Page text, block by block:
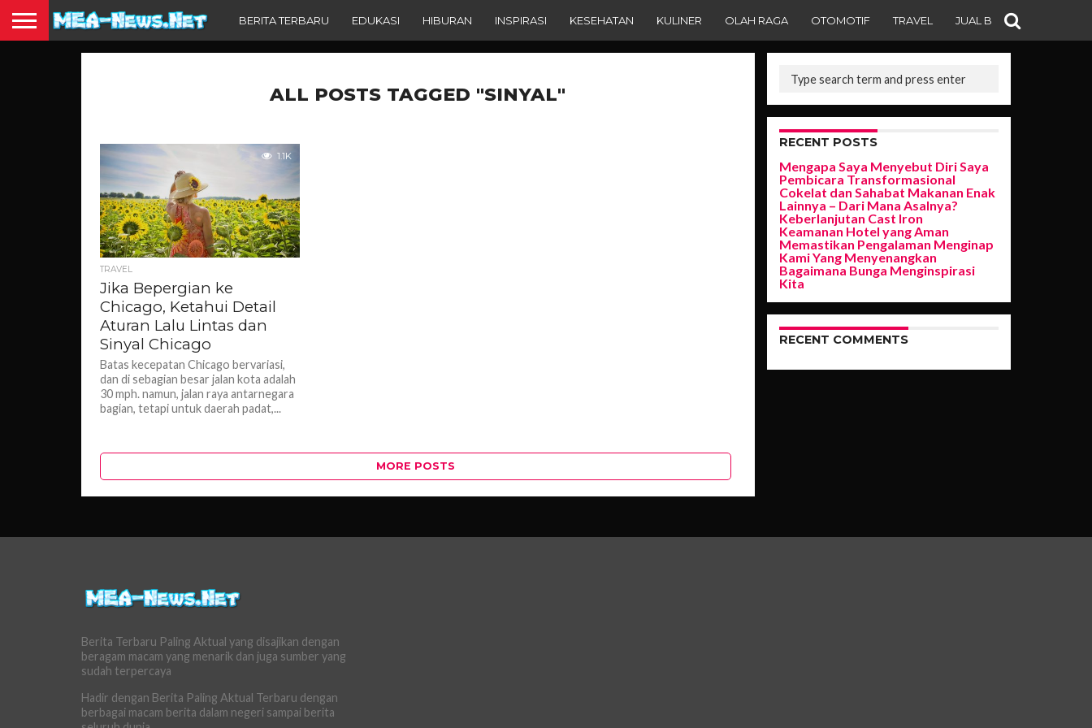
BERITA TERBARU EDUKASI HIBURAN INSPIRASI KESEHATAN KULINER OLAH RAGA OTOMOTIF TRAVEL JUAL BELI
ALL POSTS TAGGED "SINYAL"
1.1K
TRAVEL
Jika Bepergian ke
Chicago, Ketahui Detail
Aturan Lalu Lintas dan
Sinyal Chicago
Batas kecepatan Chicago bervariasi,
dan di sebagian besar jalan kota adalah
30 mph. namun, jalan raya antarnegara
bagian, tetapi untuk daerah padat,...
MORE POSTS
RECENT POSTS
Mengapa Saya Menyebut Diri Saya
Pembicara Transformasional
Cokelat dan Sahabat Makanan Enak
Lainnya – Dari Mana Asalnya?
Keberlanjutan Cast Iron
Keamanan Hotel yang Aman
Memastikan Pengalaman Menginap
Kami Yang Menyenangkan
Bagaimana Bunga Menginspirasi
Kita
RECENT COMMENTS
Berita Terbaru Paling Aktual yang disajikan dengan
beragam macam yang menarik dan juga sumber yang
sudah terpercaya
Hadir dengan Berita Paling Aktual Terbaru dengan
berbagai macam berita dalam negeri sampai berita